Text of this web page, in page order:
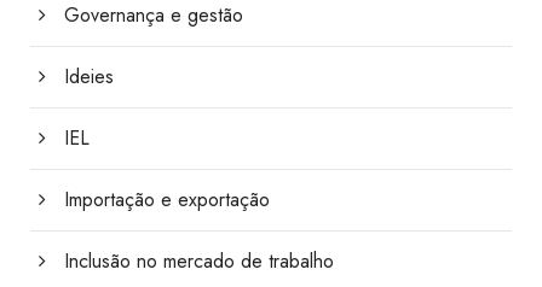
Governança e gestão
Ideies
IEL
Importação e exportação
Inclusão no mercado de trabalho